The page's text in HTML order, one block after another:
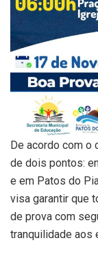
De acordo com o
de dois pontos:
e em Patos do
visa garantir que
de prova com
tranquilidade aos